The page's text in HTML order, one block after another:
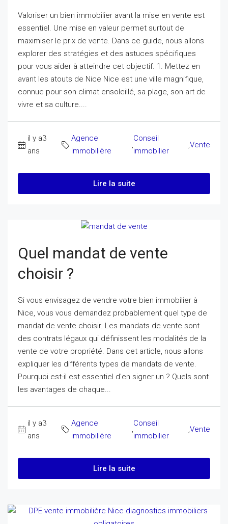
Valoriser un bien immobilier avant la mise en vente est
essentiel. Une mise en valeur permet surtout de
maximiser le prix de vente. Dans ce guide, nous allons
explorer des stratégies et des astuces spécifiques
pour vous aider à atteindre cet objectif. 1. Mettez en
avant les atouts de Nice Nice est une ville magnifique,
connue pour son climat ensoleillé, sa plage, son art de
vivre et sa culture....
il y a3
ans
Agence
immobilière
Conseil
immobilier
Vente
Lire la suite
Quel mandat de vente
choisir ?
Si vous envisagez de vendre votre bien immobilier à
Nice, vous vous demandez probablement quel type de
mandat de vente choisir. Les mandats de vente sont
des contrats légaux qui définissent les modalités de la
vente de votre propriété. Dans cet article, nous allons
expliquer les différents types de mandats de vente.
Pourquoi est-il est essentiel d'en signer un ? Quels sont
les avantages de chaque...
il y a3
ans
Agence
immobilière
,
Conseil
immobilier
,Vente
Lire la suite